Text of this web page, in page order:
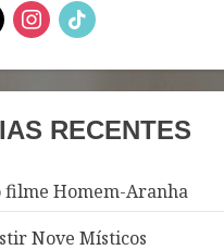
instagram
tiktok
RECENTES
Homem-Aranha
Nove Místicos